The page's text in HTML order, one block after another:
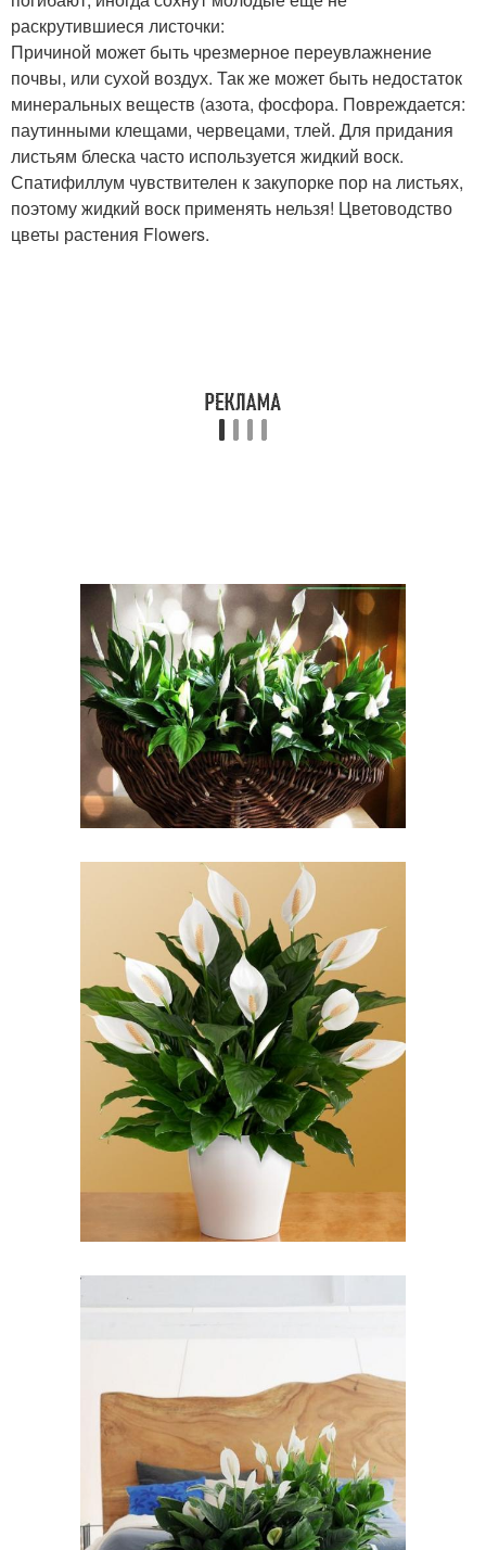
раскрутившиеся листочки:
Причиной может быть чрезмерное переувлажнение
почвы, или сухой воздух. Так же может быть недостаток
минеральных веществ (азота, фосфора. Повреждается:
паутинными клещами, червецами, тлей. Для придания
листьям блеска часто используется жидкий воск.
Спатифиллум чувствителен к закупорке пор на листьях,
поэтому жидкий воск применять нельзя! Цветоводство
цветы растения Flowers.